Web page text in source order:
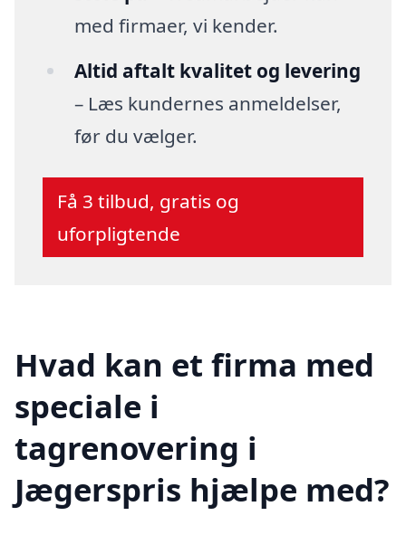
med firmaer, vi kender.
Altid aftalt kvalitet og levering
– Læs kundernes anmeldelser,
før du vælger.
Få 3 tilbud, gratis og
uforpligtende
Hvad kan et firma med
speciale i
tagrenovering i
Jægerspris hjælpe med?